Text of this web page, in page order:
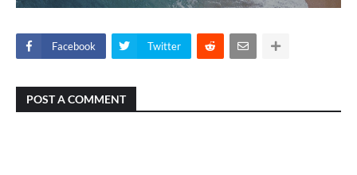
Facebook Twitter
POST A COMMENT